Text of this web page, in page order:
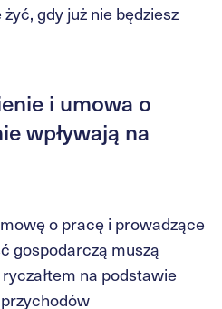
gdy już nie będziesz
i umowa o
wpływają na
o pracę i prowadzące
gospodarczą muszą
na podstawie